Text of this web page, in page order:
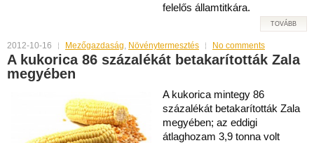
felelős államtitkára.
TOVÁBB
2012-10-16 Mezőgazdaság Növénytermesztés No comments
A kukorica 86 százalékát betakarították Zala
megyében
A kukorica mintegy 86
százalékát betakarították Zala
megyében; az eddigi
átlaghozam 3,9 tonna volt